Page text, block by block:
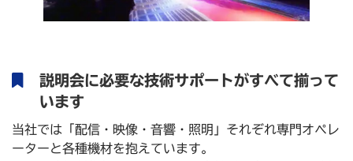
説明会に必要な技術サポートがすべて揃って
います
当社では「配信・映像・音響・照明」それぞれ専門オペレ
ーターと各種機材を抱えています。